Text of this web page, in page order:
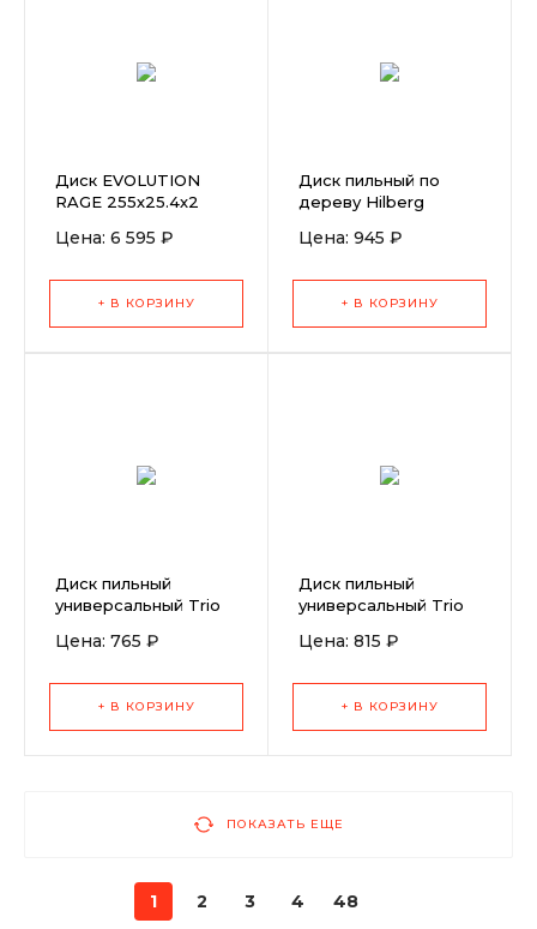
Диск EVOLUTION
RAGE 255х25.4х2
Цена: 6 595 ₽
+ В КОРЗИНУ
Диск пильный по
дереву Hilberg
Цена: 945 ₽
+ В КОРЗИНУ
Диск пильный
универсальный Trio
Material 200x32x56T
Цена: 765 ₽
+ В КОРЗИНУ
Диск пильный
универсальный Trio
Material 210x32x60T
Цена: 815 ₽
+ В КОРЗИНУ
ПОКАЗАТЬ ЕЩЕ
1 2 3 4 48